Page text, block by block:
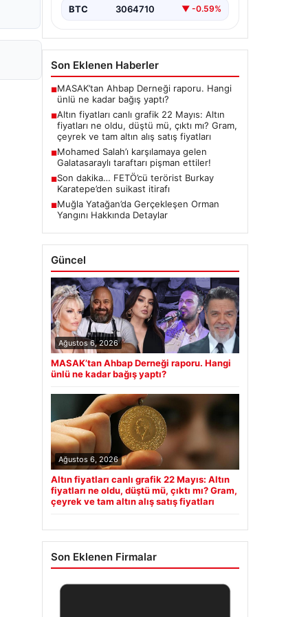
butlan kararı…
BTC 3064710 ▼ -0.59%
Son Eklenen Haberler
■MASAK’tan Ahbap Derneği raporu. Hangi
ünlü ne kadar bağış yaptı?
■Altın fiyatları canlı grafik 22 Mayıs: Altın
fiyatları ne oldu, düştü mü, çıktı mı? Gram,
çeyrek ve tam altın alış satış fiyatları
■Mohamed Salah’ı karşılamaya gelen
Galatasaraylı taraftarı pişman ettiler!
■Son dakika… FETÖ’cü terörist Burkay
Karatepe’den suikast itirafı
■Muğla Yatağan’da Gerçekleşen Orman
Yangını Hakkında Detaylar
Güncel
Ağustos 6, 2026
MASAK’tan Ahbap Derneği raporu. Hangi
ünlü ne kadar bağış yaptı?
Ağustos 6, 2026
Altın fiyatları canlı grafik 22 Mayıs: Altın
fiyatları ne oldu, düştü mü, çıktı mı? Gram,
çeyrek ve tam altın alış satış fiyatları
Son Eklenen Firmalar